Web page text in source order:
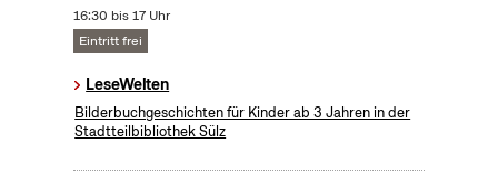
16:30 bis 17 Uhr
Eintritt frei
LeseWelten
Bilderbuchgeschichten für Kinder ab 3 Jahren in der
Stadtteilbibliothek Sülz